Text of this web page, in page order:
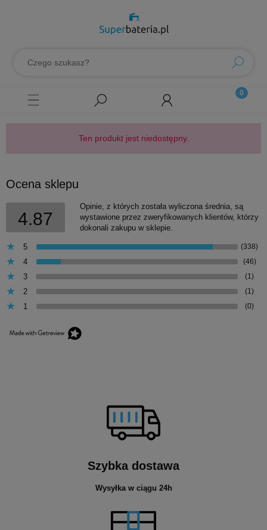
Ten produkt jest niedostępny.
Ocena sklepu
4.87
Opinie, z których została wyliczona średnia, są
wystawione przez zweryfikowanych klientów, którzy
dokonali zakupu w sklepie.
5 (338)
4 (46)
3 (1)
2 (1)
1 (0)
Szybka dostawa
Wysyłka w ciągu 24h